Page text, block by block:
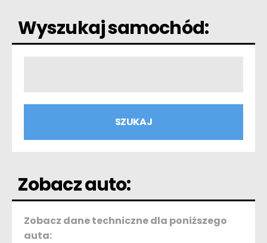
Wyszukaj samochód:
Zobacz auto:
Zobacz dane techniczne dla poniższego
auta: